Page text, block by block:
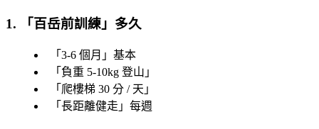
1. 「 百岳前訓練 」多久
「 3-6 個月 」基本
「 負重 5-10kg 登山 」
「 爬樓梯 30 分 / 天 」
「 長距離健走 」每週